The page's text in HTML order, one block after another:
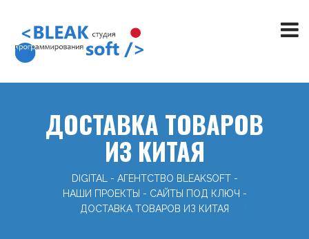
ДОСТАВКА ТОВАРОВ
ИЗ КИТАЯ
DIGITAL - АГЕНТСТВО BLEAKSOFT -
НАШИ ПРОЕКТЫ - САЙТЫ ПОД КЛЮЧ -
ДОСТАВКА ТОВАРОВ ИЗ КИТАЯ